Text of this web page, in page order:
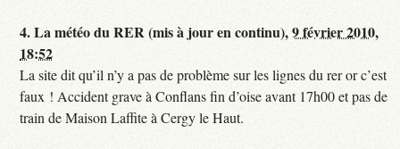
4.La météo du RER (mis à jour en continu),9 février 2010,
18:52
La site dit qu’il n’y a pas de problème sur les lignes du rer or c’est
faux ! Accident grave à Conflans fin d’oise avant 17h00 et pas de
train de Maison Laffite à Cergy le Haut.